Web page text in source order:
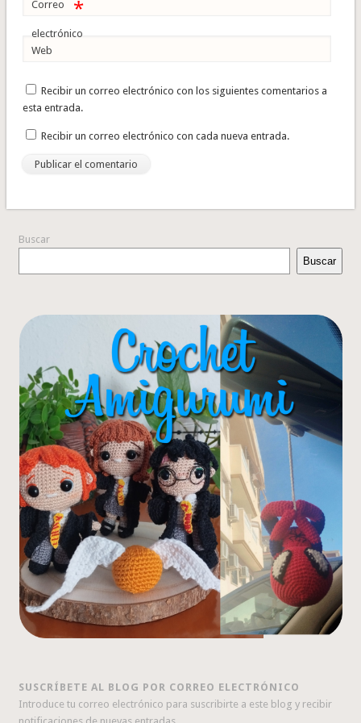
Correo
electrónico
*
Web
Recibir un correo electrónico con los siguientes comentarios a
esta entrada.
Recibir un correo electrónico con cada nueva entrada.
Buscar
Buscar
SUSCRÍBETE AL BLOG POR CORREO ELECTRÓNICO
Introduce tu correo electrónico para suscribirte a este blog y recibir